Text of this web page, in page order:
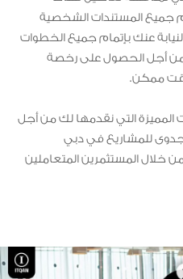
جميع المستندات الشخصية
عنك بإتمام جميع الخطوات
من أجل الحصول على رخصة
ممكن.
التي نقدمها لك من أجل
للمشاريع في دبي
المستثمرين المتعاملين